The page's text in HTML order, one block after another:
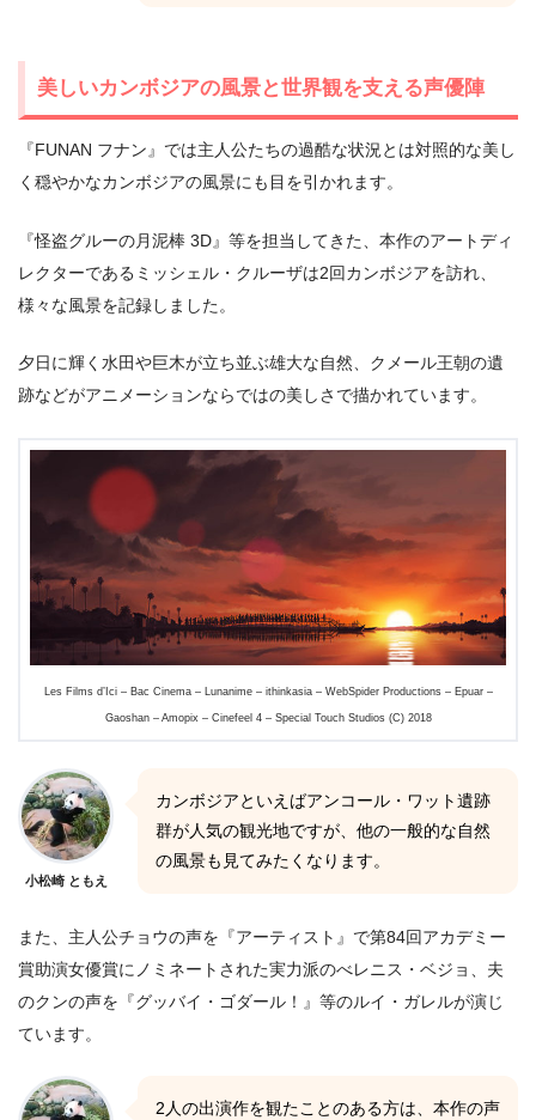
美しいカンボジアの風景と世界観を支える声優陣
『FUNAN フナン』では主人公たちの過酷な状況とは対照的な美し
く穏やかなカンボジアの風景にも目を引かれます。
『怪盗グルーの月泥棒 3D』等を担当してきた、本作のアートディ
レクターであるミッシェル・クルーザは2回カンボジアを訪れ、
様々な風景を記録しました。
夕日に輝く水田や巨木が立ち並ぶ雄大な自然、クメール王朝の遺
跡などがアニメーションならではの美しさで描かれています。
Les Films d’Ici – Bac Cinema – Lunanime – ithinkasia – WebSpider Productions – Epuar –
Gaoshan – Amopix – Cinefeel 4 – Special Touch Studios (C) 2018
小松崎 ともえ
カンボジアといえばアンコール・ワット遺跡
群が人気の観光地ですが、他の一般的な自然
の風景も見てみたくなります。
また、主人公チョウの声を『アーティスト』で第84回アカデミー
賞助演女優賞にノミネートされた実力派のべレニス・ベジョ、夫
のクンの声を『グッバイ・ゴダール！』等のルイ・ガレルが演じ
ています。
2人の出演作を観たことのある方は、本作の声